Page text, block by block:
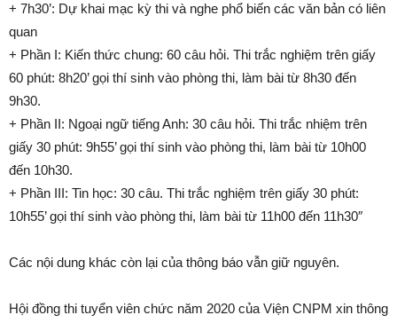
+ 7h30’: Dự khai mạc kỳ thi và nghe phổ biến các văn bản có liên
quan
+ Phần I: Kiến thức chung: 60 câu hỏi. Thi trắc nghiệm trên giấy
60 phút: 8h20’ gọi thí sinh vào phòng thi, làm bài từ 8h30 đến
9h30.
+ Phần II: Ngoại ngữ tiếng Anh: 30 câu hỏi. Thi trắc nhiệm trên
giấy 30 phút: 9h55’ gọi thí sinh vào phòng thi, làm bài từ 10h00
đến 10h30.
+ Phần III: Tin học: 30 câu. Thi trắc nghiệm trên giấy 30 phút:
10h55’ gọi thí sinh vào phòng thi, làm bài từ 11h00 đến 11h30″
Các nội dung khác còn lại của thông báo vẫn giữ nguyên.
Hội đồng thi tuyển viên chức năm 2020 của Viện CNPM xin thông